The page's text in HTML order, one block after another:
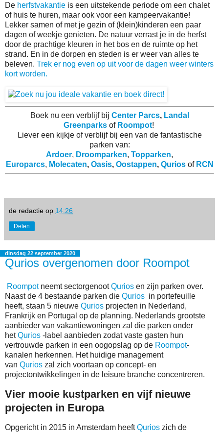
De herfstvakantie is een uitstekende periode om een chalet
of huis te huren, maar ook voor een kampeervakantie!
Lekker samen of met je gezin of (klein)kinderen een paar
dagen of weekje genieten. De natuur verrast je in de herfst
door de prachtige kleuren in het bos en de ruimte op het
strand. En in de dorpen en steden is er weer van alles te
beleven. Trek er nog even op uit voor de dagen weer winters
kort worden.
Boek nu een verblijf bij Center Parcs, Landal
Greenparksof Roompot!
Liever een kijkje of verblijf bij een van de fantastische
parken van:
Ardoer, Droomparken, Topparken,
Europarcs, Molecaten, Oasis, Oostappen, Quriosof RCN
de redactie op 14:26
Delen
dinsdag 22 september 2020
Qurios overgenomen door Roompot
Roompotneemt sectorgenootQurios en zijn parken over.
Naast de 4 bestaande parken die Qurios in portefeuille
heeft, staan 5 nieuwe Qurios projecten in Nederland,
Frankrijk en Portugal op de planning. Nederlands grootste
aanbieder van vakantiewoningen zal die parken onder
hetQurios -label aanbieden zodat vaste gasten hun
vertrouwde parken in een oogopslag op de Roompot-
kanalen herkennen. Het huidige management
van Qurios zal zich voortaan op concept- en
projectontwikkelingen in de leisure branche concentreren.
Vier mooie kustparken en vijf nieuwe
projecten in Europa
Opgericht in 2015 in Amsterdam heeftQurios zich de